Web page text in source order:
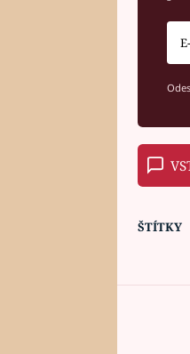
ŠTÍTKY